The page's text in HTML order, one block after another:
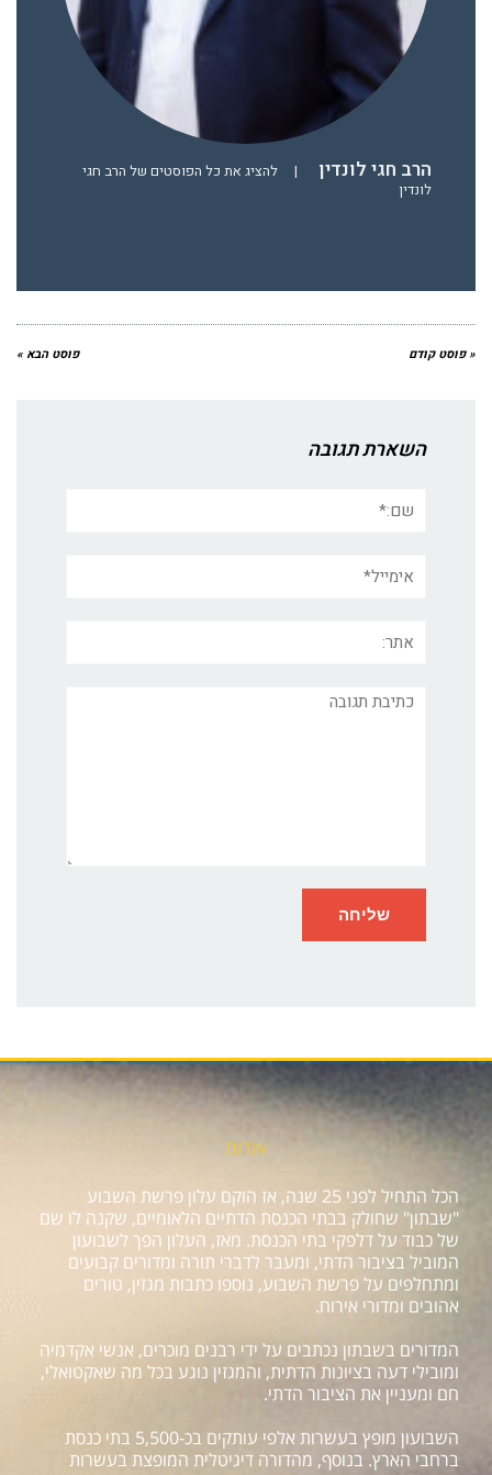
הרב חגי לונדין |
להציג את כל הפוסטים של הרב חגי
לונדין
« פוסט קודם פוסט הבא »
השארת תגובה
תגובה
אודות
הכל התחיל לפני 25 שנה, אז הוקם עלון פרשת השבוע
"שבתון" שחולק בבתי הכנסת הדתיים הלאומיים, שקנה לו שם
של כבוד על דלפקי בתי הכנסת. מאז, העלון הפך לשבועון
המוביל בציבור הדתי, ומעבר לדברי תורה ומדורים קבועים
ומתחלפים על פרשת השבוע, נוספו כתבות מגזין, טורים
אהובים ומדורי אירוח.
המדורים בשבתון נכתבים על ידי רבנים מוכרים, אנשי אקדמיה
ומובילי דעה בציונות הדתית, והמגזין נוגע בכל מה שאקטואלי,
חם ומעניין את הציבור הדתי.
השבועון מופץ בעשרות אלפי עותקים בכ-5,500 בתי כנסת
ברחבי הארץ. בנוסף, מהדורה דיגיטלית המופצת בעשרות